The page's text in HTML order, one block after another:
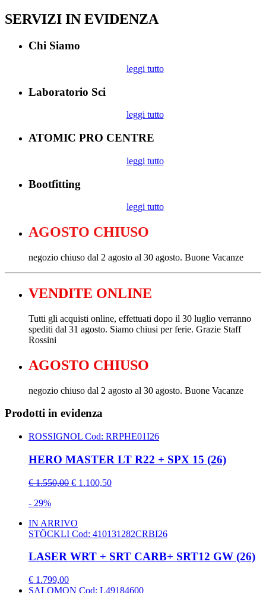
SERVIZI IN EVIDENZA
Chi Siamo
leggi tutto
Laboratorio Sci
leggi tutto
ATOMIC PRO CENTRE
leggi tutto
Bootfitting
leggi tutto
AGOSTO CHIUSO
negozio chiuso dal 2 agosto al 30 agosto. Buone Vacanze
VENDITE ONLINE
Tutti gli acquisti online, effettuati dopo il 30 luglio verranno
spediti dal 31 agosto. Siamo chiusi per ferie. Grazie Staff
Rossini
AGOSTO CHIUSO
negozio chiuso dal 2 agosto al 30 agosto. Buone Vacanze
Prodotti in evidenza
ROSSIGNOL Cod: RRPHE01I26
HERO MASTER LT R22 + SPX 15 (26)
€ 1.550,00 € 1.100,50
- 29%
IN ARRIVO
STÖCKLI Cod: 410131282CRBI26
LASER WRT + SRT CARB+ SRT12 GW (26)
€ 1.799,00
SALOMON Cod: L49184600